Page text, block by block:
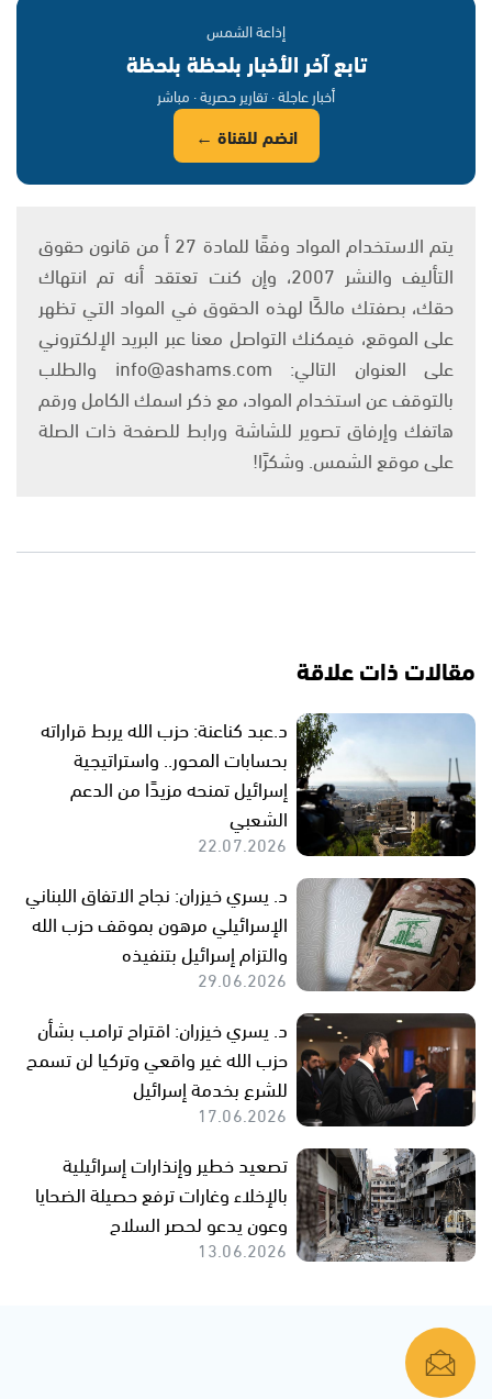
إذاعة الشمس
تابع آخر الأخبار بلحظة بلحظة
أخبار عاجلة · تقارير حصرية · مباشر
انضم للقناة ←
يتم الاستخدام المواد وفقًا للمادة 27 أ من قانون حقوق
التأليف والنشر 2007، وإن كنت تعتقد أنه تم انتهاك
حقك، بصفتك مالكًا لهذه الحقوق في المواد التي تظهر
على الموقع، فيمكنك التواصل معنا عبر البريد الإلكتروني
على العنوان التالي: info@ashams.com والطلب
بالتوقف عن استخدام المواد، مع ذكر اسمك الكامل ورقم
هاتفك وإرفاق تصوير للشاشة ورابط للصفحة ذات الصلة
على موقع الشمس. وشكرًا!
مقالات ذات علاقة
د.عبد كناعنة: حزب الله يربط قراراته
بحسابات المحور.. واستراتيجية
إسرائيل تمنحه مزيدًا من الدعم
الشعبي
22.07.2026
د. يسري خيزران: نجاح الاتفاق اللبناني
الإسرائيلي مرهون بموقف حزب الله
والتزام إسرائيل بتنفيذه
29.06.2026
د. يسري خيزران: اقتراح ترامب بشأن
حزب الله غير واقعي وتركيا لن تسمح
للشرع بخدمة إسرائيل
17.06.2026
تصعيد خطير وإنذارات إسرائيلية
بالإخلاء وغارات ترفع حصيلة الضحايا
وعون يدعو لحصر السلاح
13.06.2026